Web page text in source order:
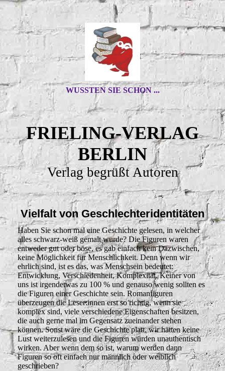
WUSSTEN SIE SCHON ...
FRIELING-VERLAG
BERLIN
Verlag begrüßt Autoren
Vielfalt von Geschlechteridentitäten
Haben Sie schon mal eine Geschichte gelesen, in welcher
alles schwarz-weiß gemalt wurde? Die Figuren waren
entweder gut oder böse, es gab einfach kein Dazwischen,
keine Möglichkeit für Menschlichkeit. Denn wenn wir
ehrlich sind, ist es das, was Menschsein bedeutet:
Entwicklung, Verschiedenheit, Komplexität. Keiner von
uns ist irgendetwas zu 100 % und genauso wenig sollten es
die Figuren einer Geschichte sein. Romanfiguren
überzeugen die Leser:innen erst so richtig, wenn sie
komplex sind, viele verschiedene Eigenschaften besitzen,
die auch gerne mal im Gegensatz zueinander stehen
können. Sonst wäre die Geschichte platt, wir hätten keine
Lust weiterzulesen und die Figuren würden unauthentisch
wirken. Aber wenn dem so ist, warum werden dann
Figuren so oft einfach nur männlich oder weiblich
geschrieben?